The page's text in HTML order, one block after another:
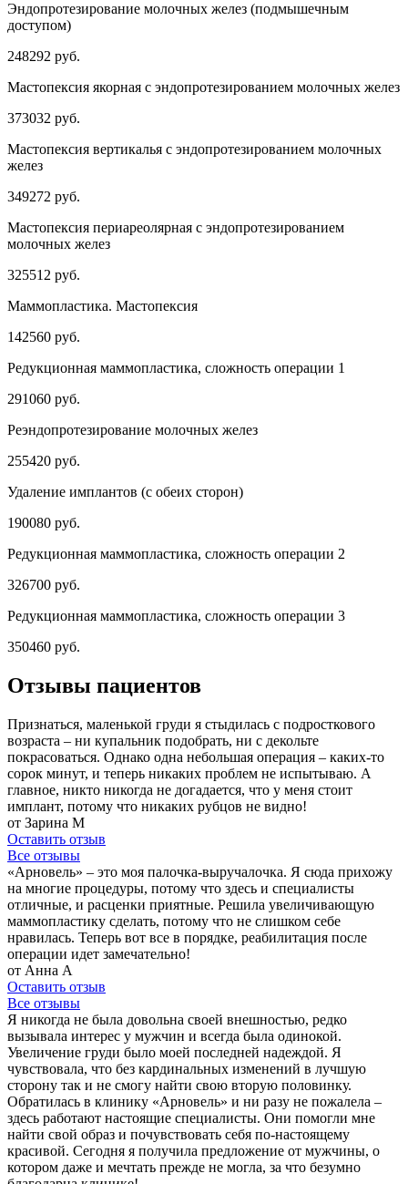
Эндопротезирование молочных желез (подмышечным
доступом)
248292 руб.
Мастопексия якорная с эндопротезированием молочных желез
373032 руб.
Мастопексия вертикалья с эндопротезированием молочных
желез
349272 руб.
Мастопексия периареолярная с эндопротезированием
молочных желез
325512 руб.
Маммопластика. Мастопексия
142560 руб.
Редукционная маммопластика, сложность операции 1
291060 руб.
Реэндопротезирование молочных желез
255420 руб.
Удаление имплантов (с обеих сторон)
190080 руб.
Редукционная маммопластика, сложность операции 2
326700 руб.
Редукционная маммопластика, сложность операции 3
350460 руб.
Отзывы пациентов
Признаться, маленькой груди я стыдилась с подросткового
возраста – ни купальник подобрать, ни с декольте
покрасоваться. Однако одна небольшая операция – каких-то
сорок минут, и теперь никаких проблем не испытываю. А
главное, никто никогда не догадается, что у меня стоит
имплант, потому что никаких рубцов не видно!
от Зарина М
Оставить отзыв
Все отзывы
«Арновель» – это моя палочка-выручалочка. Я сюда прихожу
на многие процедуры, потому что здесь и специалисты
отличные, и расценки приятные. Решила увеличивающую
маммопластику сделать, потому что не слишком себе
нравилась. Теперь вот все в порядке, реабилитация после
операции идет замечательно!
от Анна А
Оставить отзыв
Все отзывы
Я никогда не была довольна своей внешностью, редко
вызывала интерес у мужчин и всегда была одинокой.
Увеличение груди было моей последней надеждой. Я
чувствовала, что без кардинальных изменений в лучшую
сторону так и не смогу найти свою вторую половинку.
Обратилась в клинику «Арновель» и ни разу не пожалела –
здесь работают настоящие специалисты. Они помогли мне
найти свой образ и почувствовать себя по-настоящему
красивой. Сегодня я получила предложение от мужчины, о
котором даже и мечтать прежде не могла, за что безумно